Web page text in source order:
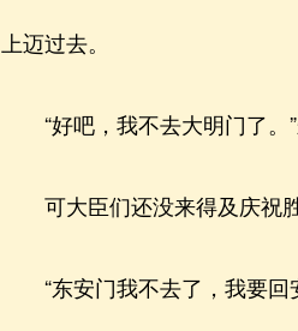
上迈过去。
“好吧，我不去大明门了。”
可大臣们还没来得及庆祝胜
“东安门我不去了，我要回